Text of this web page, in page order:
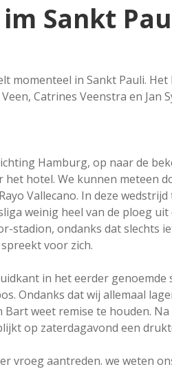
Sankt
momenteel in Sankt Pauli.
Catrines Veenstra en Jan
Hamburg, op naar de
het hotel. We kunnen meteen
Vallecano. In deze
weinig heel van de ploeg
stadion, ondanks dat slechts
voor zich.
in het eerder
Ondanks dat wij allemaal
weet remise te houden.
op zaterdagavond een
vroeg aantreden. we weten